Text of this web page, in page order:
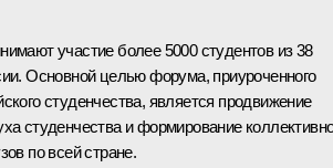
участие более 5000 студентов из 38
Основной целью форума, приуроченного
студенчества, является продвижение
студенчества и формирование
по всей стране.